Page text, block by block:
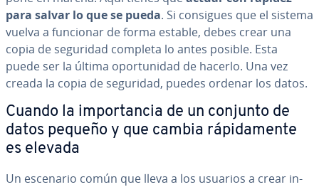
para salvar lo que se pueda. Si consigues que el sistema
vuelva a funcionar de forma estable, debes crear una
copia de seguridad completa lo antes posible. Esta
puede ser la última opo­r­tu­ni­dad de hacerlo. Una vez
creada la copia de seguridad, puedes ordenar los datos.
Cuando la im­po­r­ta­n­cia de un conjunto de
datos pequeño y que cambia rá­pi­da­me­n­te
es elevada
Un escenario común que lleva a los usuarios a crear in­